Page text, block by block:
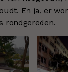
En ja, er
rondgereden.